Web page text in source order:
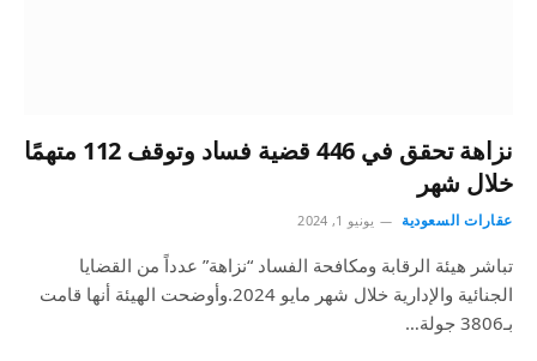
نزاهة تحقق في 446 قضية فساد وتوقف 112 متهمًا
خلال شهر
عقارات السعودية يونيو 1, 2024
تباشر هيئة الرقابة ومكافحة الفساد “نزاهة” عدداً من القضايا
الجنائية والإدارية خلال شهر مايو 2024.وأوضحت الهيئة أنها قامت
بـ3806 جولة…